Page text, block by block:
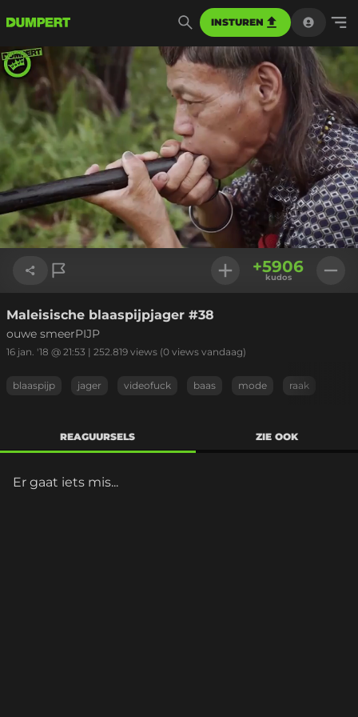
INSTUREN
Geladen
100.00%
Link kopiëren
+5906
kudos
Maleisische blaaspijpjager #38
ouwe smeerPIJP
16 jan. '18 @ 21:53 | 252.819 views (0 views vandaag)
blaaspijp jager videofuck baas mode raak
REAGUURSELS ZIE OOK
Er gaat iets mis...